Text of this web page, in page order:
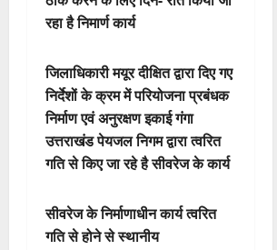
रहा है निमार्ण कार्य
जिलाधिकारी मयूर दीक्षित द्वारा दिए गए
निर्देशों के क्रम में परियोजना प्रबंधक
निर्माण एवं अनुरक्षण इकाई गंगा
उत्तराखंड पेयजल निगम द्वारा त्वरित
गति से किए जा रहे है सीवरेज के कार्य
सीवरेज के निर्माणाधीन कार्य त्वरित
गति से होने से स्थानीय